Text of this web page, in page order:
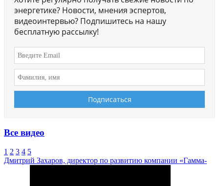
энергетике? Новости, мнения эспертов,
видеоинтервью? Подпишитесь на нашу
бесплатную рассылку!
Все видео
1 2 3 4 5
Дмитрий Захаров, директор по развитию компании «Гамма-